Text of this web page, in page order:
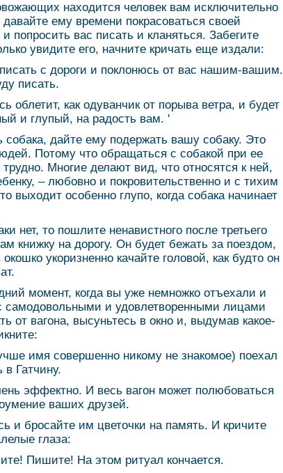
находится человек вам исключительно
ему времени покрасоваться своей
попросить вас писать и кланяться. Забегите
увидите его, начните кричать еще издали:
с дороги и поклонюсь от вас нашим-вашим.
писать.
облетит, как одуванчик от порыва ветра, и будет
и глупый, на радость вам. '
собака, дайте ему подержать вашу собаку. Это
Потому что обращаться с собакой при ее
трудно. Многие делают вид, что относятся к ней,
– любовно и покровительственно и с тихим
выходит особенно глупо, когда собака начинает
нет, то пошлите ненавистного после третьего
книжку на дорогу. Он будет бежать за поездом,
укоризненно качайте головой, как будто он
момент, когда вы уже немножко отъехали и
и удовлетворенными лицами
от вагона, высуньтесь в окно и, выдумав какое-
имя совершенно никому не знакомое) поехал
в Гатчину.
эффектно. И весь вагон может полюбоваться
ваших друзей.
и бросайте им цветочки на память. И кричите
глаза:
Пишите! На этом ритуал кончается.